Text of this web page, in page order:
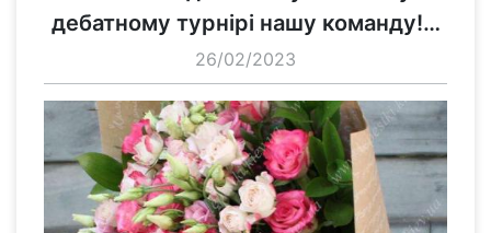
дебатному турнірі нашу команду!…
26/02/2023